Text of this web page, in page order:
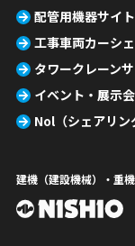
配管用機器サイト
工事車両カーシ
タワークレーン
イベント・展示
Nol（シェアリン
建機（建設機械）・重